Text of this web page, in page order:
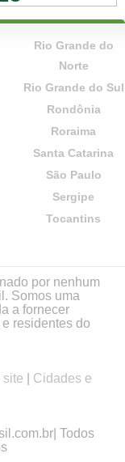
Rio Grande do
Norte
Rio Grande do Sul
Rondônia
Roraima
Santa Catarina
São Paulo
Sergipe
Tocantins
por nenhum
Somos uma
a fornecer
residentes do
site
Cidades e
Todos